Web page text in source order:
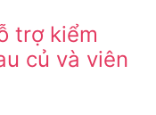
trợ kiểm
củ và viên